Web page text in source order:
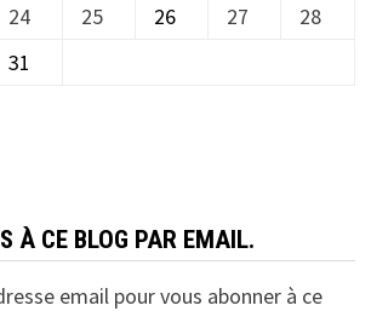
24 25 26 27
28
31
À CE BLOG PAR EMAIL.
email pour vous abonner à ce